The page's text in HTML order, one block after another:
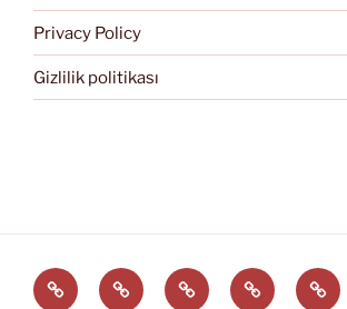
Privacy Policy
Gizlilik politikası
Türkçe English Svenskaالعربية
中